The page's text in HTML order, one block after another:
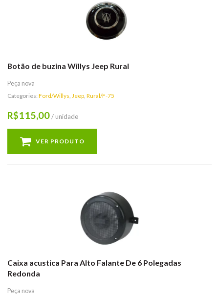
Botão de buzina Willys Jeep Rural
Peça nova
Categories: Ford/Willys, Jeep, Rural/F-75
R$115,00/ unidade
VER PRODUTO
Caixa acustica Para Alto Falante De 6 Polegadas
Redonda
Peça nova